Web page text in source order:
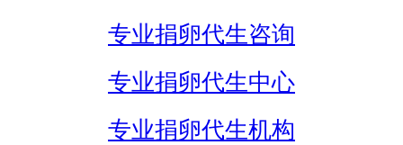
专业捐卵代生咨询
专业捐卵代生中心
专业捐卵代生机构